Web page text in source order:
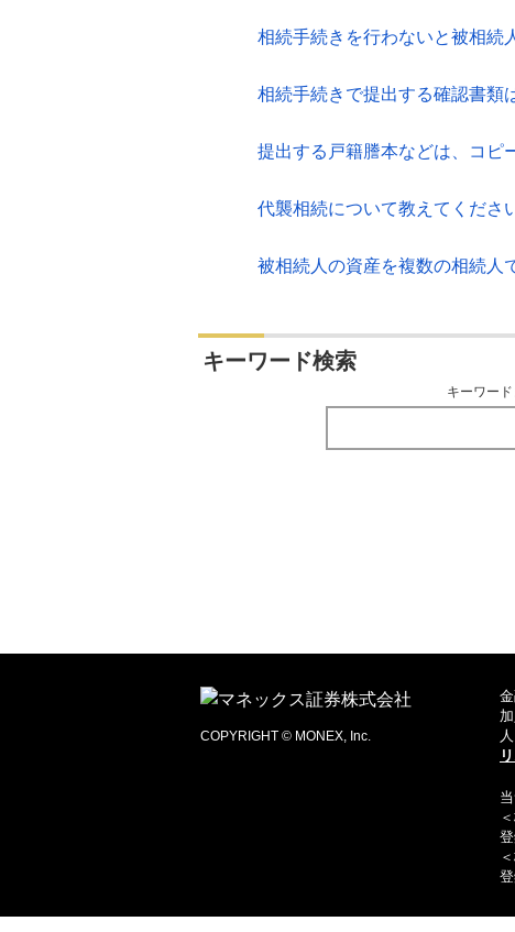
相続手続きを行わないと被相続
相続手続きで提出する確認書類
提出する戸籍謄本などは、コピ
代襲相続について教えてくださ
被相続人の資産を複数の相続人
キーワード検索
キーワー
COPYRIGHT © MONEX, Inc.